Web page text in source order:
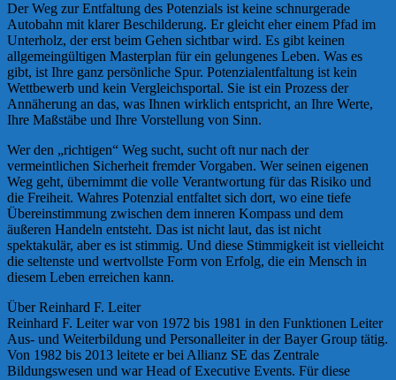
Der Weg zur Entfaltung des Potenzials ist keine schnurgerade
Autobahn mit klarer Beschilderung. Er gleicht eher einem Pfad im
Unterholz, der erst beim Gehen sichtbar wird. Es gibt keinen
allgemeingültigen Masterplan für ein gelungenes Leben. Was es
gibt, ist Ihre ganz persönliche Spur. Potenzialentfaltung ist kein
Wettbewerb und kein Vergleichsportal. Sie ist ein Prozess der
Annäherung an das, was Ihnen wirklich entspricht, an Ihre Werte,
Ihre Maßstäbe und Ihre Vorstellung von Sinn.
Wer den „richtigen“ Weg sucht, sucht oft nur nach der
vermeintlichen Sicherheit fremder Vorgaben. Wer seinen eigenen
Weg geht, übernimmt die volle Verantwortung für das Risiko und
die Freiheit. Wahres Potenzial entfaltet sich dort, wo eine tiefe
Übereinstimmung zwischen dem inneren Kompass und dem
äußeren Handeln entsteht. Das ist nicht laut, das ist nicht
spektakulär, aber es ist stimmig. Und diese Stimmigkeit ist vielleicht
die seltenste und wertvollste Form von Erfolg, die ein Mensch in
diesem Leben erreichen kann.
Über Reinhard F. Leiter
Reinhard F. Leiter war von 1972 bis 1981 in den Funktionen Leiter
Aus- und Weiterbildung und Personalleiter in der Bayer Group tätig.
Von 1982 bis 2013 leitete er bei Allianz SE das Zentrale
Bildungswesen und war Head of Executive Events. Für diese